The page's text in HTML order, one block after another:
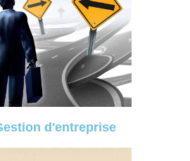
d'entreprise